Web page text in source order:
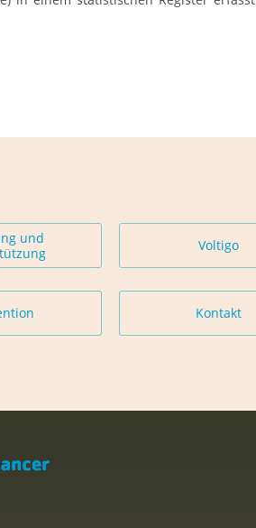
und
Voltigo
Kontakt